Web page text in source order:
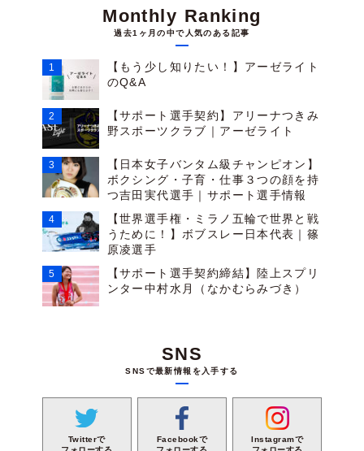
Monthly Ranking
過去1ヶ月の中で人気のある記事
【もう少し知りたい！】アーゼライト
のQ&A
【サポート選手契約】アリーナつきみ
野スポーツクラブ｜アーゼライト
【日本女子バンタム級チャンピオン】
ボクシング・子育・仕事３つの顔を持
つ吉田実代選手｜サポート選手情報
【世界選手権・ミラノ五輪で世界と戦
うために！】ボブスレー日本代表｜篠
原凌選手
【サポート選手契約締結】陸上スプリ
ンター中村水月（なかむらみづき）
SNS
SNSで最新情報を入手する
Twitterで
Facebookで
Instagramで